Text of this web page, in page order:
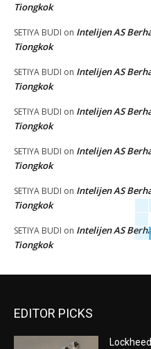
Tiongkok
SETIYA BUDI on Intelijen AS
Tiongkok
SETIYA BUDI on Intelijen AS
Tiongkok
SETIYA BUDI on Intelijen AS
Tiongkok
SETIYA BUDI on Intelijen AS
Tiongkok
SETIYA BUDI on Intelijen AS
Tiongkok
SETIYA BUDI on Intelijen AS
Tiongkok
EDITOR PICKS